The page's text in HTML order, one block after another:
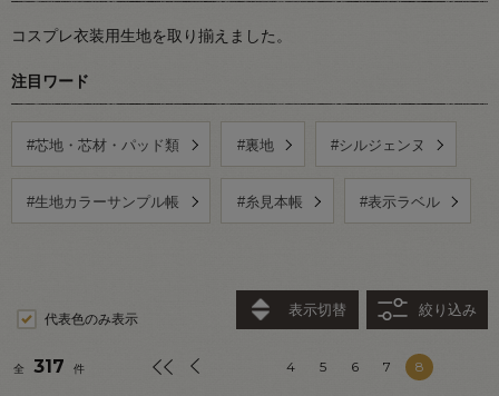
コスプレ衣装用生地を取り揃えました。
注目ワード
#芯地・芯材・パッド類 #裏地 #シルジェンヌ
#生地カラーサンプル帳 #糸見本帳 #表示ラベル
代表色のみ表示
表示切替 絞り込み
全 317 件 4 5 6 7 8